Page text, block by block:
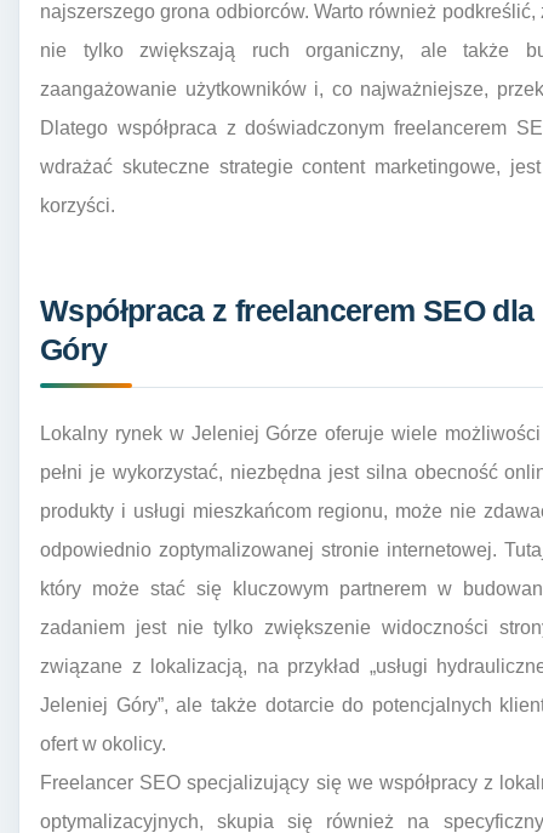
najszerszego grona odbiorców. Warto również
nie tylko zwiększają ruch organiczny, ale także
zaangażowanie użytkowników i, co najważniejsze,
Dlatego współpraca z doświadczonym freelancerem
wdrażać skuteczne strategie content marketingowe,
korzyści.
Współpraca z freelancerem SEO
Góry
Lokalny rynek w Jeleniej Górze oferuje wiele
pełni je wykorzystać, niezbędna jest silna obecność
produkty i usługi mieszkańcom regionu, może nie
odpowiednio zoptymalizowanej stronie internetowej.
który może stać się kluczowym partnerem w
zadaniem jest nie tylko zwiększenie widoczności
związane z lokalizacją, na przykład „usługi
Jeleniej Góry”, ale także dotarcie do potencjalnych
ofert w okolicy.
Freelancer SEO specjalizujący się we współpracy z
optymalizacyjnych, skupia się również na